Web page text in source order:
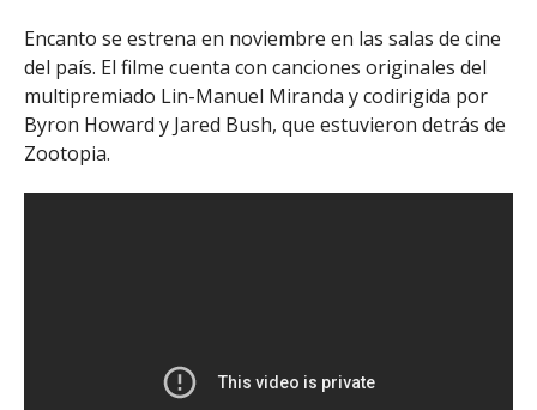
Encanto se estrena en noviembre en las salas de cine
del país. El filme cuenta con canciones originales del
multipremiado Lin-Manuel Miranda y codirigida por
Byron Howard y Jared Bush, que estuvieron detrás de
Zootopia.